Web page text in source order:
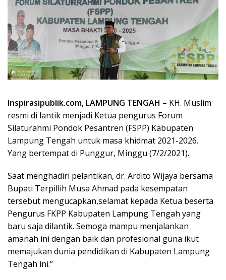
Inspirasipublik.com, LAMPUNG TENGAH – KH. Muslim
resmi di lantik menjadi Ketua pengurus Forum
Silaturahmi Pondok Pesantren (FSPP) Kabupaten
Lampung Tengah untuk masa khidmat 2021-2026.
Yang bertempat di Punggur, Minggu (7/2/2021).
Saat menghadiri pelantikan, dr. Ardito Wijaya bersama
Bupati Terpillih Musa Ahmad pada kesempatan
tersebut mengucapkan,selamat kepada Ketua beserta
Pengurus FKPP Kabupaten Lampung Tengah yang
baru saja dilantik. Semoga mampu menjalankan
amanah ini dengan baik dan profesional guna ikut
memajukan dunia pendidikan di Kabupaten Lampung
Tengah ini.”